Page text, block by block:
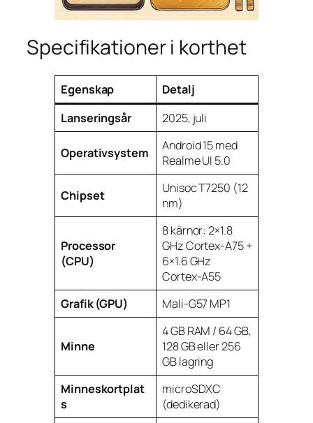
Specifikationer i korthet
Egenskap
Detalj
Lanseringsår
2025, juli
Operativsystem
Android 15 med
Realme UI 5.0
Chipset
Unisoc T7250 (12
nm)
Processor
(CPU)
8 kärnor: 2×1.8
GHz Cortex-A75 +
6×1.6 GHz
Cortex-A55
Grafik (GPU)
Mali-G57 MP1
Minne
4 GB RAM / 64 GB,
128 GB eller 256
GB lagring
Minneskortplat
s
microSDXC
(dedikerad)